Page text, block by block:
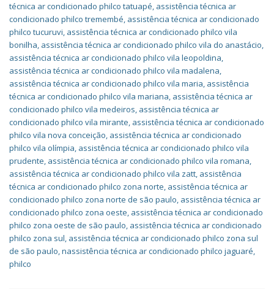
técnica ar condicionado philco tatuapé, assistência técnica ar
condicionado philco tremembé, assistência técnica ar condicionado
philco tucuruvi, assistência técnica ar condicionado philco vila
bonilha, assistência técnica ar condicionado philco vila do anastácio,
assistência técnica ar condicionado philco vila leopoldina,
assistência técnica ar condicionado philco vila madalena,
assistência técnica ar condicionado philco vila maria, assistência
técnica ar condicionado philco vila mariana, assistência técnica ar
condicionado philco vila medeiros, assistência técnica ar
condicionado philco vila mirante, assistência técnica ar condicionado
philco vila nova conceição, assistência técnica ar condicionado
philco vila olímpia, assistência técnica ar condicionado philco vila
prudente, assistência técnica ar condicionado philco vila romana,
assistência técnica ar condicionado philco vila zatt, assistência
técnica ar condicionado philco zona norte, assistência técnica ar
condicionado philco zona norte de são paulo, assistência técnica ar
condicionado philco zona oeste, assistência técnica ar condicionado
philco zona oeste de são paulo, assistência técnica ar condicionado
philco zona sul, assistência técnica ar condicionado philco zona sul
de são paulo,nassistência técnica ar condicionado philco jaguaré,
philco